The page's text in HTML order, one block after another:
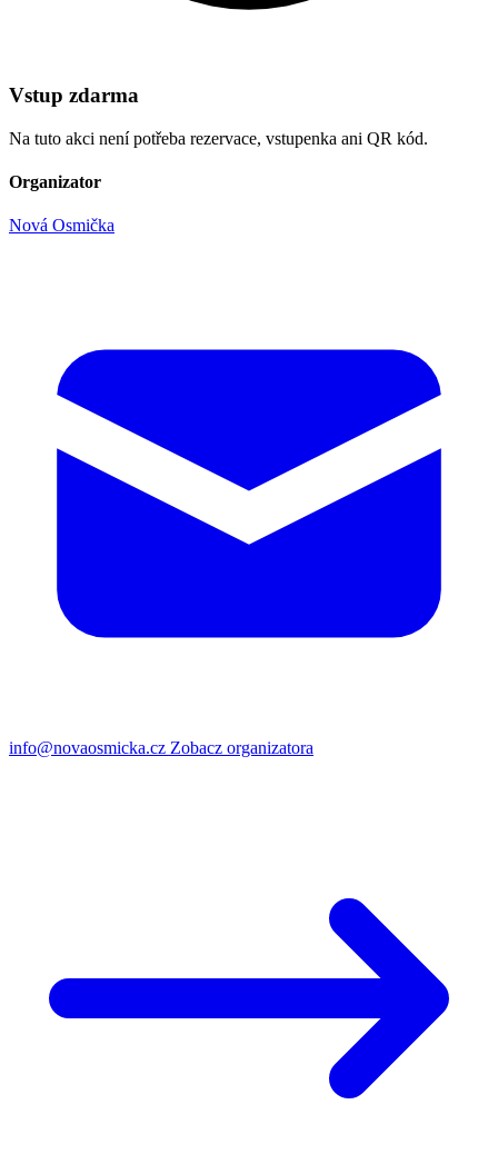
Vstup zdarma
Na tuto akci není potřeba rezervace, vstupenka ani QR kód.
Organizator
Nová Osmička
info@novaosmicka.cz Zobacz organizatora